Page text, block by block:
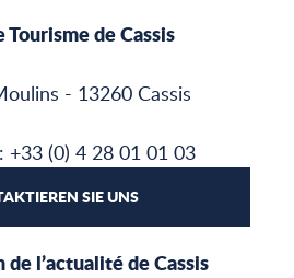
de Cassis
- 13260 Cassis
+33 (0) 4 28 01 01 03
SIE UNS
l’actualité de Cassis